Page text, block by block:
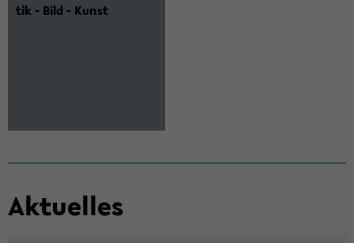
tik - Bild - Kunst
Ak­tu­el­les